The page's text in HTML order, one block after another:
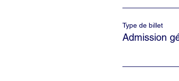
Type de billet
Admission